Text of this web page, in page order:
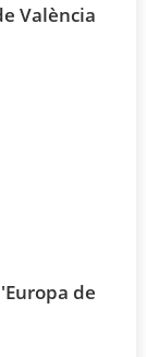
València
de